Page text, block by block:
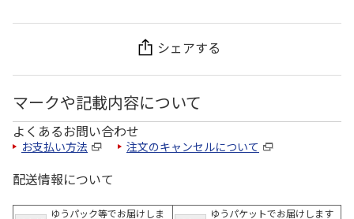
シェアする
マークや記載内容について
よくあるお問い合わせ
お支払い方法 注文のキャンセルについて
配送情報について
ゆうパック等でお届けしま
ゆうパケットでお届けします